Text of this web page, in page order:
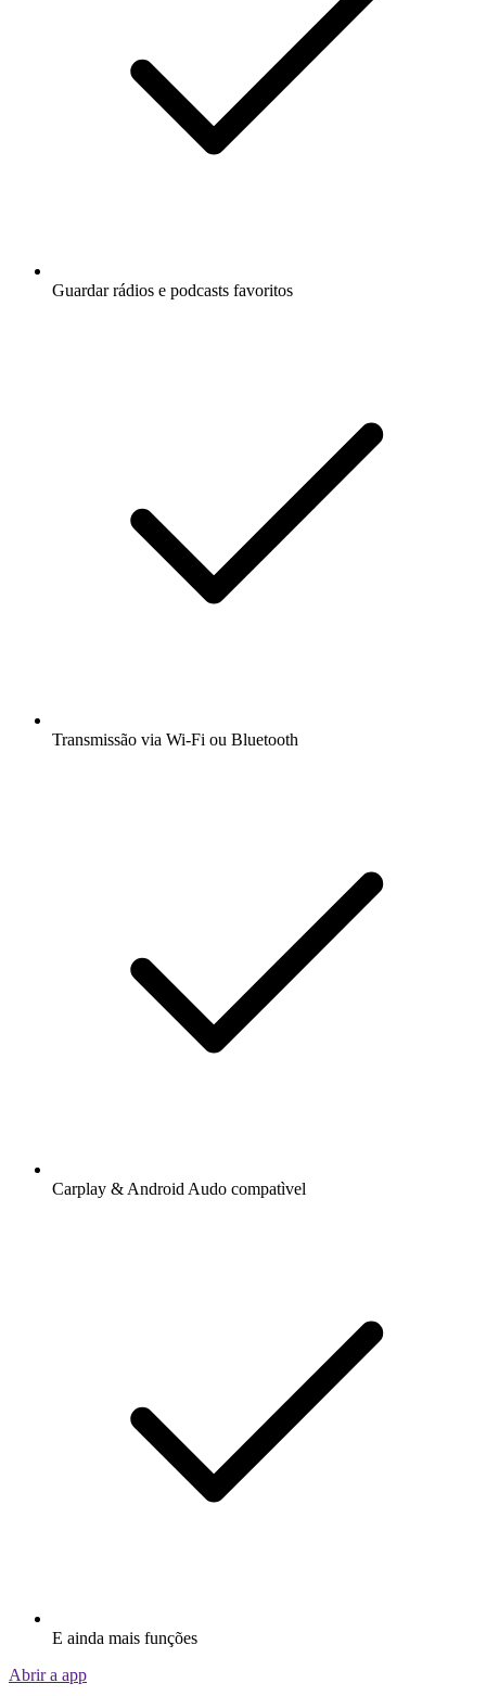
Guardar rádios e podcasts favoritos
Transmissão via Wi-Fi ou Bluetooth
Carplay & Android Audo compatìvel
E ainda mais funções
Abrir a app